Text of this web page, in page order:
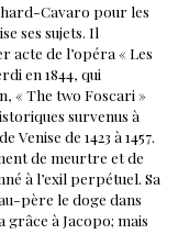
Cavaro pour les
ses sujets. Il
acte de l’opéra « Les
en 1844, qui
« The two Foscari »
survenus à
de 1423 à 1457.
de meurtre et de
à l’exil perpétuel. Sa
père le doge dans
à Jacopo; mais